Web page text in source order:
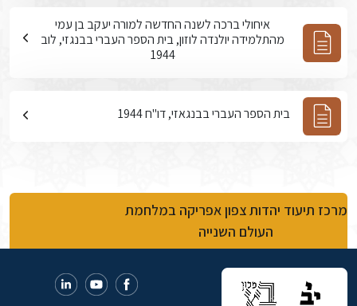
איחולי ברכה לשנה החדשה למורה יעקב בן עמי
מהתלמידה יולנדה לוזון, בית הספר העברי בבנגזי, לוב
1944
בית הספר העברי בבנגאזי, דו"ח 1944
מרכז תיעוד יהדות צפון אפריקה במלחמת
העולם השנייה